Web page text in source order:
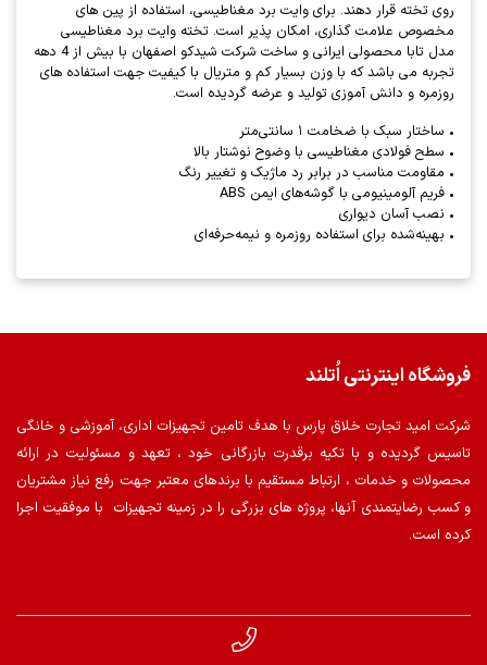
روی تخته قرار دهند. برای وایت برد مغناطیسی، استفاده از پین های
مخصوص علامت گذاری، امکان پذیر است. تخته وایت برد مغناطیسی
مدل تابا محصولی ایرانی و ساخت شرکت شیدکو اصفهان با بیش از 4 دهه
تجربه می باشد که با وزن بسیار کم و متریال با کیفیت جهت استفاده های
روزمره و دانش آموزی تولید و عرضه گردیده است.
• ساختار سبک با ضخامت ۱ سانتی‌متر
• سطح فولادی مغناطیسی با وضوح نوشتار بالا
• مقاومت مناسب در برابر رد ماژیک و تغییر رنگ
• فریم آلومینیومی با گوشه‌های ایمن ABS
• نصب آسان دیواری
• بهینه‌شده برای استفاده روزمره و نیمه‌حرفه‌ای
فروشگاه اینترنتی اُتلند
شرکت امید تجارت خلاق پارس با هدف تامین تجهیزات اداری، آموزشی و خانگی
تاسیس گردیده و با تکیه برقدرت بازرگانی خود ، تعهد و مسئولیت در ارائه
محصولات و خدمات ، ارتباط مستقیم با برندهای معتبر جهت رفع نیاز مشتریان
و کسب رضایتمندی آنها، پروژه های بزرگی را در زمینه تجهیزات با موفقیت اجرا
کرده است.